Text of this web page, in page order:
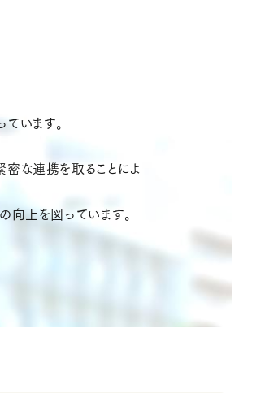
います。
な連携を取ることによ
向上を図っています。